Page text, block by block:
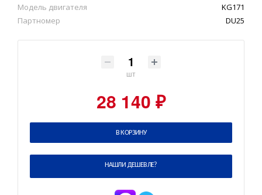
Модель двигателя
KG171
Партномер
DU25
шт
28 140 ₽
В КОРЗИНУ
НАШЛИ ДЕШЕВЛЕ?